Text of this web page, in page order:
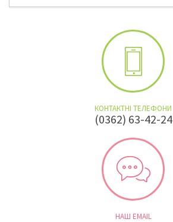
КОНТАКТНІ ТЕЛЕФОНИ
(0362) 63-42-24
НАШ EMAIL